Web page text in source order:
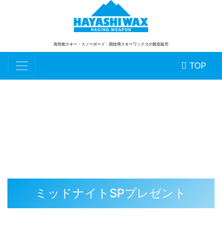
高性能スキー・スノーボード ・競技用スキーワックスの製造販売
TOP
ミッドナイトSPプレゼント